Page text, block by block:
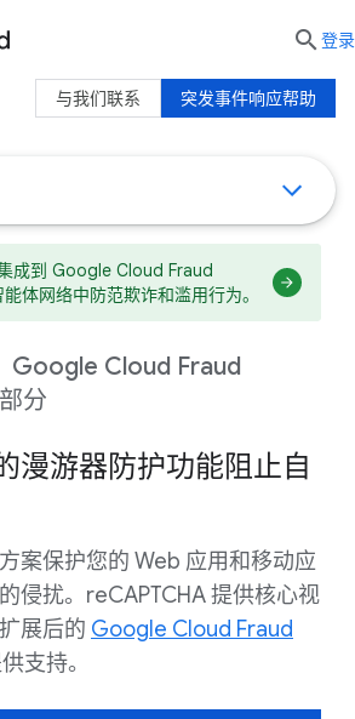
成到 Google Cloud Fraud
体网络中防范欺诈和滥用行为。
Google Cloud Fraud
分
漫游器防护功能阻止自
案保护您的 Web 应用和移动应
侵扰。reCAPTCHA 提供核心视
展后的 Google Cloud Fraud
支持。
 登录
突发事件响应帮助
与我们联系